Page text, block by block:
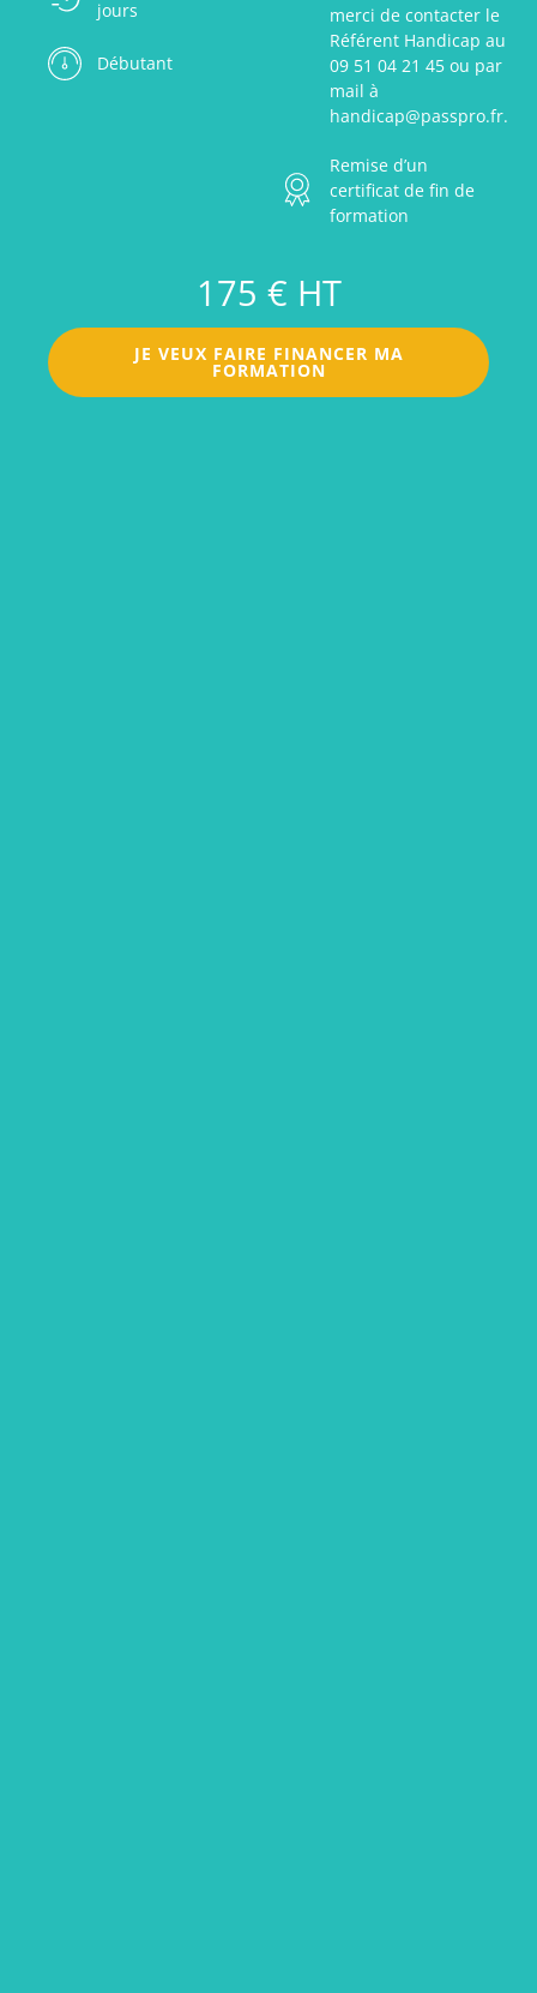
jours
Débutant
merci de contacter le
Référent Handicap au
09 51 04 21 45 ou par
mail à
handicap@passpro.fr.
Remise d’un
certificat de fin de
formation
175 € HT
JE VEUX FAIRE FINANCER MA
FORMATION